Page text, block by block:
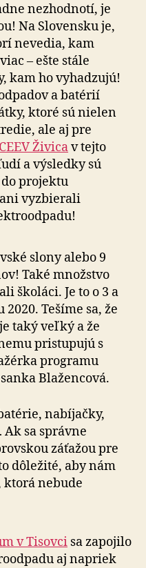
nezhodnotí, je
Na Slovensku je,
nevedia, kam
– ešte stále
kam ho vyhadzujú!
a batérií
ktoré sú nielen
ale aj pre
CEEV Živicav tejto
a výsledky sú
projektu
vyzbierali
slony alebo 9
Také množstvo
školáci. Je to o 3 a
Tešíme sa, že
taký veľký a že
pristupujú s
programu
Blažencová.
nabíjačky,
sa správne
záťažou pre
dôležité, aby nám
ktorá nebude
v Tisovci sa zapojilo
aj napriek